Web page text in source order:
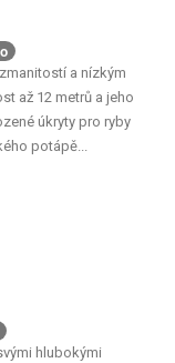
Mnozí potápěči
do vody jako
průhlednosti,
a nízkým
až 12 metrů a jeho
úkryty pro ryby
potápě...
kameny, které
Zde se potápí i
provádějí
hlubokými